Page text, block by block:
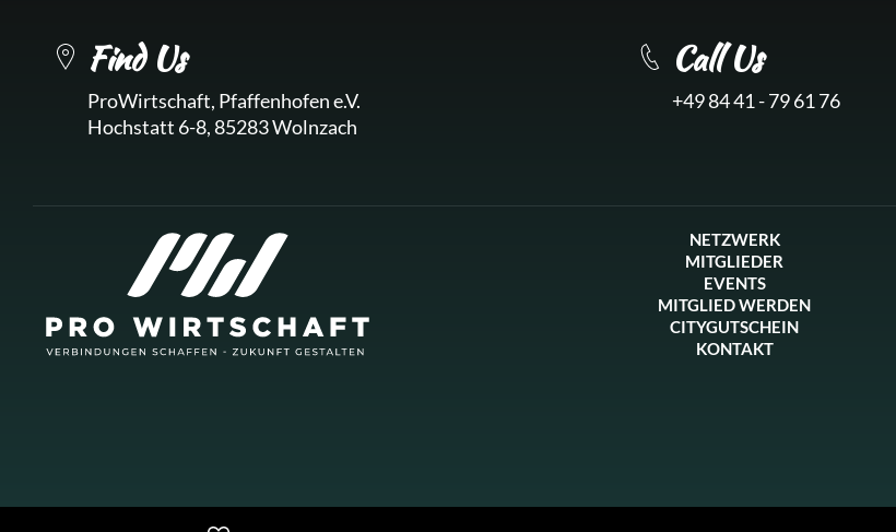
Find Us
ProWirtschaft, Pfaffenhofen e.V.
Hochstatt 6-8, 85283 Wolnzach
Call Us
+49 84 41 - 79 61 76
NETZWERK
MITGLIEDER
EVENTS
MITGLIED WERDEN
CITYGUTSCHEIN
KONTAKT